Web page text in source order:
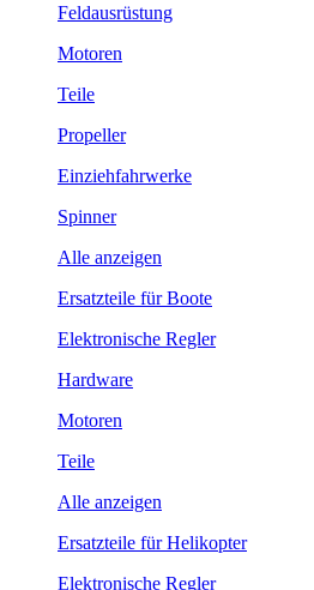
Feldausrüstung
Motoren
Teile
Propeller
Einziehfahrwerke
Spinner
Alle anzeigen
Ersatzteile für Boote
Elektronische Regler
Hardware
Motoren
Teile
Alle anzeigen
Ersatzteile für Helikopter
Elektronische Regler